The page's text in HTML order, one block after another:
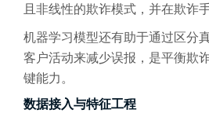
且非线性的欺诈模式，并在欺诈
机器学习模型还有助于通过区分
客户活动来减少误报，是平衡欺
键能力。
数据接入与特征工程